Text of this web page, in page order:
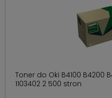
Toner do Oki B4100 B4200
1103402 2 500 stron